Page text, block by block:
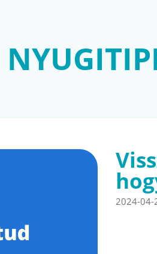
2024-04-